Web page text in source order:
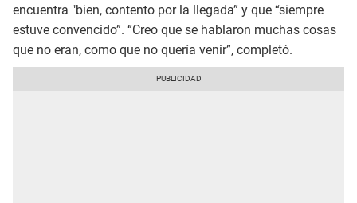
encuentra "bien, contento por la llegada” y que “siempre
estuve convencido”. “Creo que se hablaron muchas cosas
que no eran, como que no quería venir”, completó.